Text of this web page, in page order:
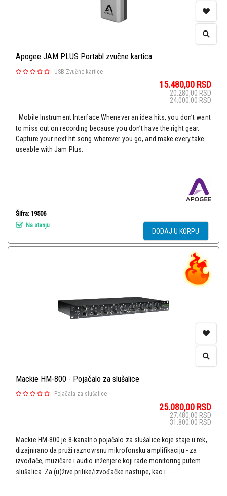
Apogee JAM PLUS Portabl zvučne kartica
- USB Zvučne kartice
15.480,00 RSD
20.280,00RSD
24.000,00RSD
Mobile Instrument Interface Whenever an idea hits, you don’t want
to miss out on recording because you don’t have the right gear.
Capture your next hit song wherever you go, and make every take
useable with Jam Plus.
Šifra: 19506
Na stanju
DODAJ U KORPU
Mackie HM-800 - Pojačalo za slušalice
- Pojačala za slušalice
25.080,00 RSD
27.480,00RSD
31.800,00RSD
Mackie HM-800 je 8-kanalno pojačalo za slušalice koje staje u rek,
dizajnirano da pruži raznovrsnu mikrofonsku amplifikaciju - za
izvođače, muzičare i audio inženjere koji rade monitoring putem
slušalica. Za (u)žive prilike/izvođačke nastupe, kao i ...